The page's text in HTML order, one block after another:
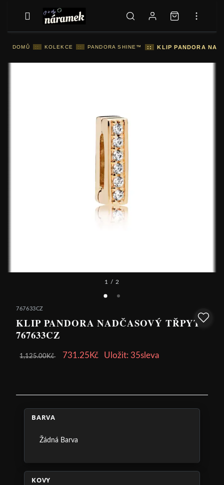
DOMŮ :: KOLEKCE :: PANDORA SHINE™ :: KLIP PANDORA
1 / 2
767633CZ
KLIP PANDORA NADČASOVÝ TŘPYT -
767633CZ
1,125.00Kč 731.25Kč Uložit: 35sleva
BARVA
Žádná Barva
KOVY